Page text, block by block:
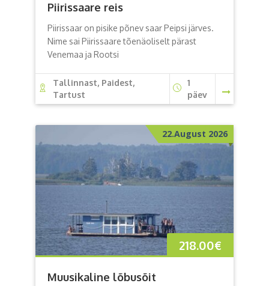
Piirissaare reis
Piirissaar on pisike põnev saar Peipsi järves.
Nime sai Piirissaare tõenäoliselt pärast
Venemaa ja Rootsi
Tallinnast, Paidest,
Tartust
1
päev
22.August 2026
218.00€
Muusikaline lõbusõit